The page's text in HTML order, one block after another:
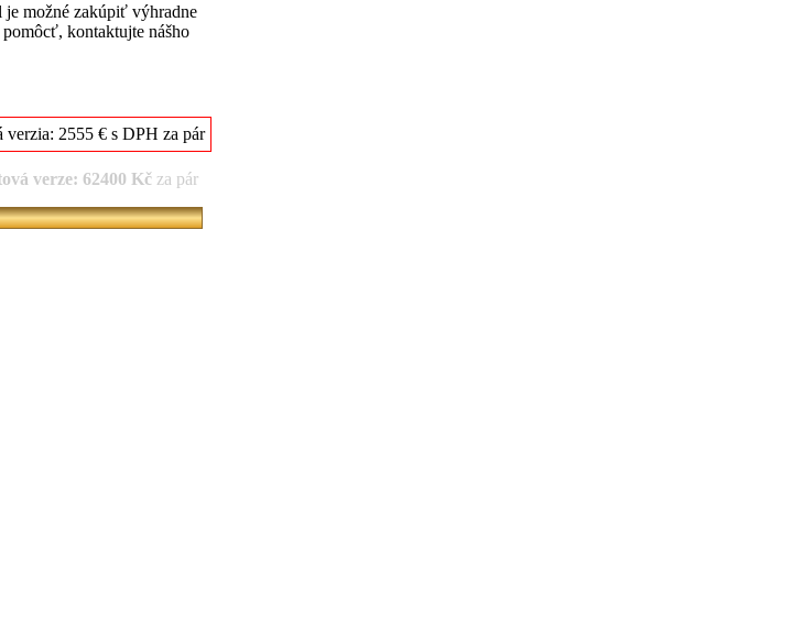
je možné zakúpiť výhradne
kontaktujte nášho
verzia: 2555 € s DPH za pár
verze: 62400 Kčza pár